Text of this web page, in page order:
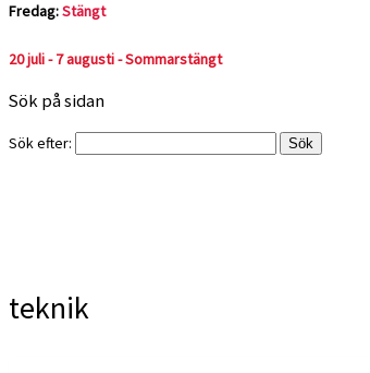
Fredag:Stängt
20 juli - 7 augusti - Sommarstängt
Sök på sidan
Sök efter:
teknik